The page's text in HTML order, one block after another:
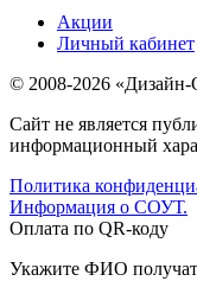
Акции
Личный кабинет
© 2008-2026
Сайт не является
информационный
Политика
Информация о СОУТ.
Оплата по QR-коду
Укажите ФИО